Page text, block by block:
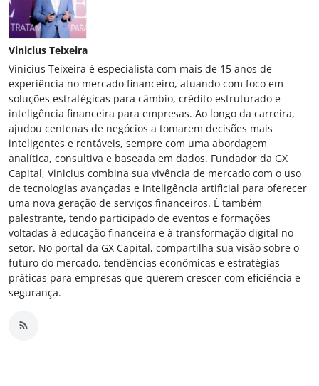
Vinicius Teixeira
Vinicius Teixeira é especialista com mais de 15 anos de
experiência no mercado financeiro, atuando com foco em
soluções estratégicas para câmbio, crédito estruturado e
inteligência financeira para empresas. Ao longo da carreira,
ajudou centenas de negócios a tomarem decisões mais
inteligentes e rentáveis, sempre com uma abordagem
analítica, consultiva e baseada em dados. Fundador da GX
Capital, Vinicius combina sua vivência de mercado com o uso
de tecnologias avançadas e inteligência artificial para oferecer
uma nova geração de serviços financeiros. É também
palestrante, tendo participado de eventos e formações
voltadas à educação financeira e à transformação digital no
setor. No portal da GX Capital, compartilha sua visão sobre o
futuro do mercado, tendências econômicas e estratégias
práticas para empresas que querem crescer com eficiência e
segurança.